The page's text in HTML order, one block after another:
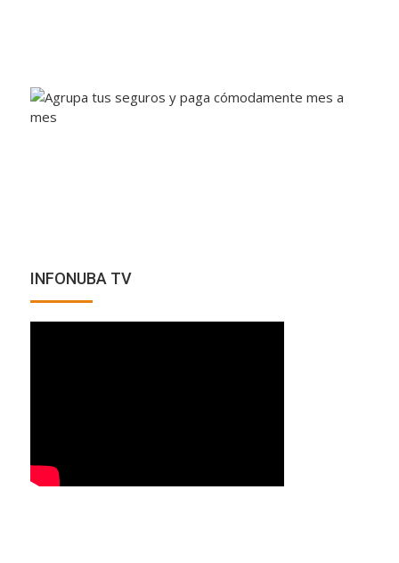
INFONUBA TV